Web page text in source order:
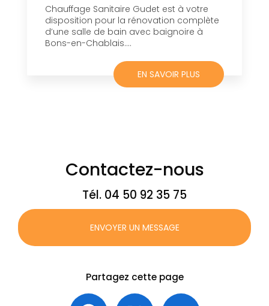
Chauffage Sanitaire Gudet est à votre
disposition pour la rénovation complète
d’une salle de bain avec baignoire à
Bons-en-Chablais....
EN SAVOIR PLUS
Contactez-nous
Tél. 04 50 92 35 75
ENVOYER UN MESSAGE
Partagez cette page
Facebook